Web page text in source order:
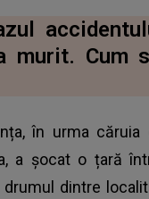
murit. Cum
în urma
a șocat o țară
dintre